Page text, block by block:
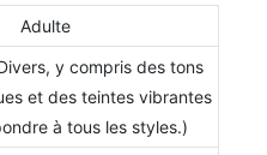
Adulte
y compris des tons
et des teintes vibrantes
à tous les styles.)